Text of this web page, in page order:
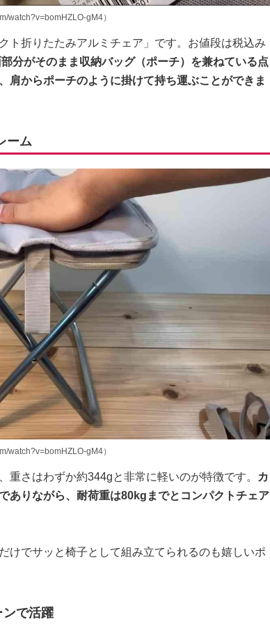
watch?v=bomHZLO-gM4）
ト折りたたみアルミチェア」です。お値段は税込み
分がそのまま収納バッグ（ポーチ）を兼ねている点
肩からポーチのように掛けて持ち運ぶことができま
ーム
watch?v=bomHZLO-gM4）
重さはわずか約344gと非常に軽いのが特徴です。
カ
ありながら、耐荷重は80kgまでとコンパクトチェア
けでサッと椅子として組み立てられるのも嬉しいポ
で活躍